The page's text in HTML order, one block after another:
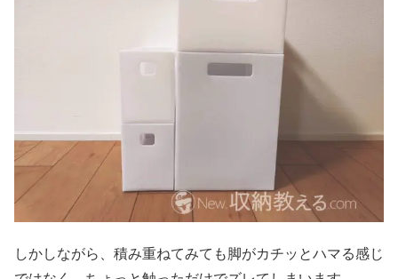
しかしながら、積み重ねてみても脚がカチッとハマる感じ